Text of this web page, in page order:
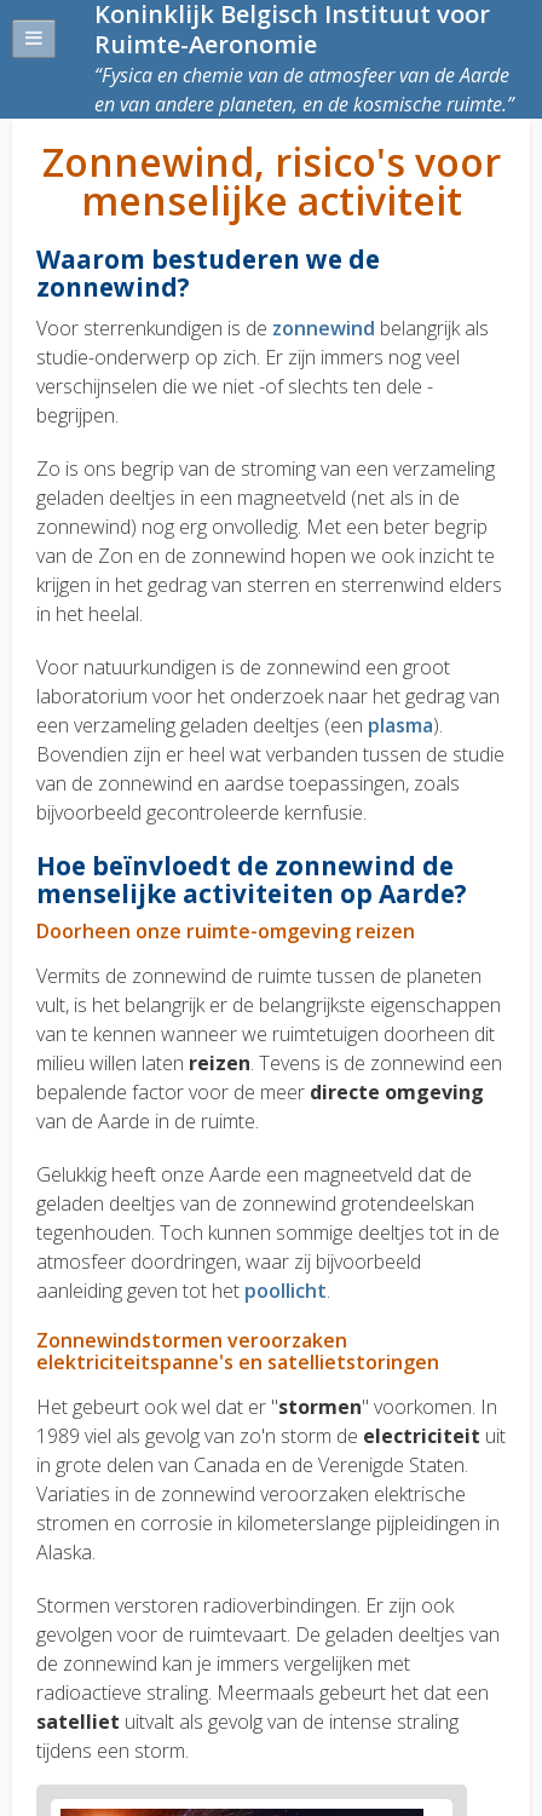
Koninklijk Belgisch Instituut voor
Ruimte-Aeronomie
Fysica en chemie van de atmosfeer van de Aarde
en van andere planeten, en de kosmische ruimte.
Zonnewind, risico's voor
menselijke activiteit
Waarom bestuderen we de
zonnewind?
Voor sterrenkundigen is de zonnewind belangrijk als
studie-onderwerp op zich. Er zijn immers nog veel
verschijnselen die we niet -of slechts ten dele -
begrijpen.
Zo is ons begrip van de stroming van een verzameling
geladen deeltjes in een magneetveld (net als in de
zonnewind) nog erg onvolledig. Met een beter begrip
van de Zon en de zonnewind hopen we ook inzicht te
krijgen in het gedrag van sterren en sterrenwind elders
in het heelal.
Voor natuurkundigen is de zonnewind een groot
laboratorium voor het onderzoek naar het gedrag van
een verzameling geladen deeltjes (een plasma).
Bovendien zijn er heel wat verbanden tussen de studie
van de zonnewind en aardse toepassingen, zoals
bijvoorbeeld gecontroleerde kernfusie.
Hoe beïnvloedt de zonnewind de
menselijke activiteiten op Aarde?
Doorheen onze ruimte-omgeving reizen
Vermits de zonnewind de ruimte tussen de planeten
vult, is het belangrijk er de belangrijkste eigenschappen
van te kennen wanneer we ruimtetuigen doorheen dit
milieu willen laten reizen. Tevens is de zonnewind een
bepalende factor voor de meer directe omgeving
van de Aarde in de ruimte.
Gelukkig heeft onze Aarde een magneetveld dat de
geladen deeltjes van de zonnewind grotendeelskan
tegenhouden. Toch kunnen sommige deeltjes tot in de
atmosfeer doordringen, waar zij bijvoorbeeld
aanleiding geven tot het poollicht.
Zonnewindstormen veroorzaken
elektriciteitspanne's en satellietstoringen
Het gebeurt ook wel dat er "stormen" voorkomen. In
1989 viel als gevolg van zo'n storm de electriciteit uit
in grote delen van Canada en de Verenigde Staten.
Variaties in de zonnewind veroorzaken elektrische
stromen en corrosie in kilometerslange pijpleidingen in
Alaska.
Stormen verstoren radioverbindingen. Er zijn ook
gevolgen voor de ruimtevaart. De geladen deeltjes van
de zonnewind kan je immers vergelijken met
radioactieve straling. Meermaals gebeurt het dat een
satelliet uitvalt als gevolg van de intense straling
tijdens een storm.